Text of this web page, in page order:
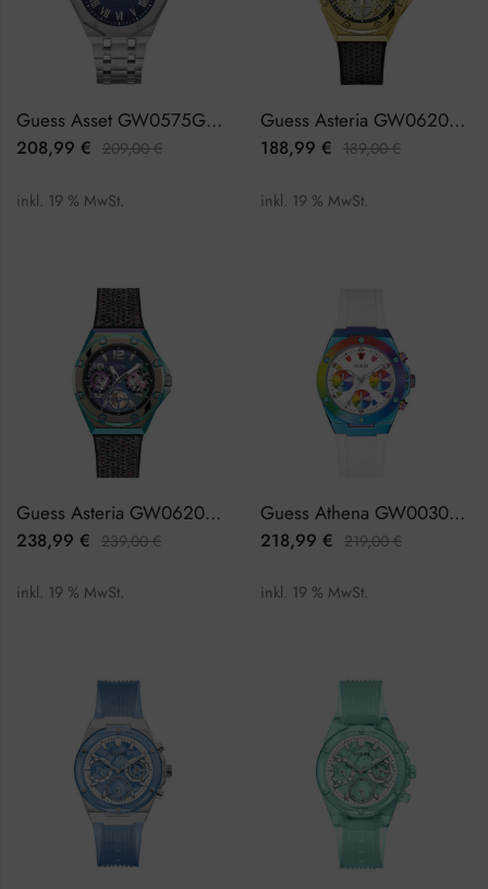
Guess Asset GW0575G4 Herrenuhr
208,99 € 209,00€
inkl. 19 % MwSt.
Guess Asteria GW0620L2 Damenuhr
188,99 € 189,00€
inkl. 19 % MwSt.
Guess Asteria GW0620L4 Damenuhr
238,99 € 239,00€
inkl. 19 % MwSt.
Guess Athena GW0030L6 Damenuhr
218,99 € 219,00€
inkl. 19 % MwSt.